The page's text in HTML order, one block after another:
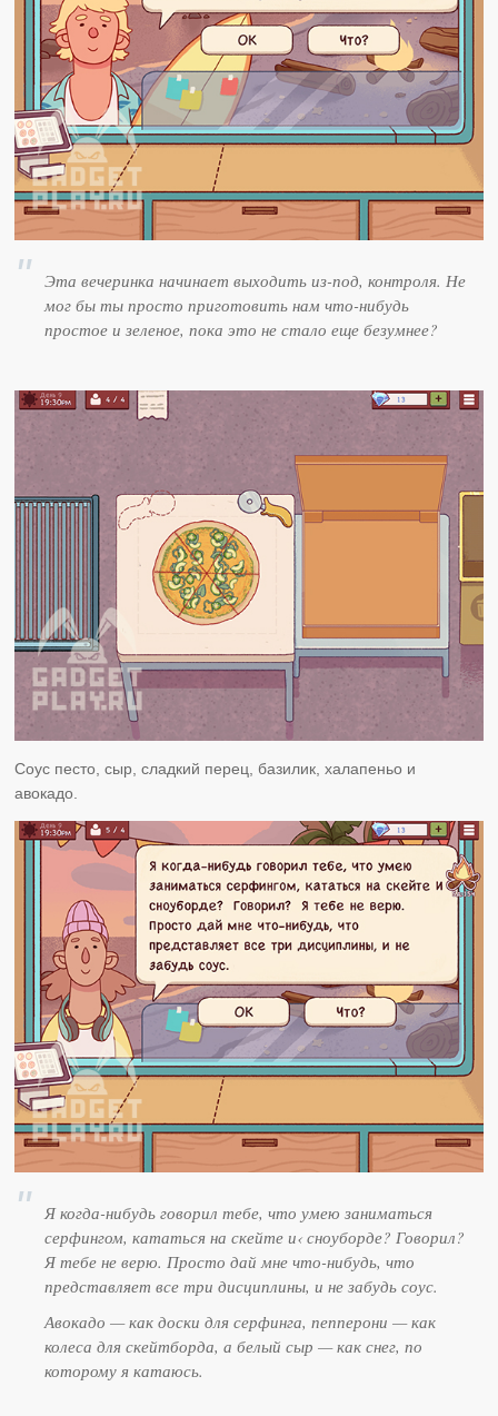
Эта вечеринка начинает выходить из-под, контроля. Не
мог бы ты просто приготовить нам что-нибудь
простое и зеленое, пока это не стало еще безумнее?
Соус песто, сыр, сладкий перец, базилик, халапеньо и
авокадо.
Я когда-нибудь говорил тебе, что умею заниматься
серфингом, кататься на скейте и‹ сноуборде? Говорил?
Я тебе не верю. Просто дай мне что-нибудь, что
представляет все три дисциплины, и не забудь соус.
Авокадо — как доски для серфинга, пепперони — как
колеса для скейтборда, а белый сыр — как снег, по
которому я катаюсь.